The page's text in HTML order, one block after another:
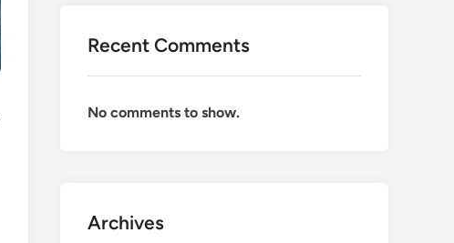
Recent Comments
No comments to show.
Archives